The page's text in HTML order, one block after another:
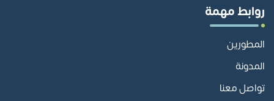
روابط مهمة
المطورين
المدونة
تواصل معنا